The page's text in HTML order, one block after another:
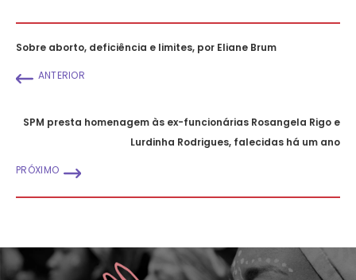
Sobre aborto, deficiência e limites, por Eliane Brum
ANTERIOR
SPM presta homenagem às ex-funcionárias Rosangela Rigo e
Lurdinha Rodrigues, falecidas há um ano
PRÓXIMO